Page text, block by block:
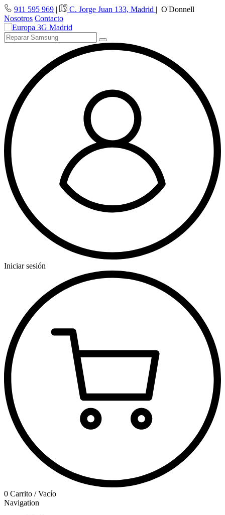
911 595 969 | C. Jorge Juan 133, Madrid | O'Donnell
Nosotros Contacto
Iniciar sesión
0 Carrito /Vacío
Navigation